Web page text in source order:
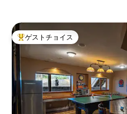
大好評のゲストチョイスです。
ゲストチョイス